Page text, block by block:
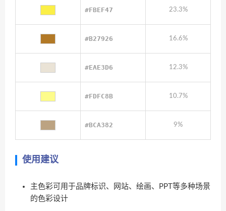
#FBEF47 23.3%
#B27926 16.6%
#EAE3D6 12.3%
#FDFC8B 10.7%
#BCA382 9%
使用建议
主色彩可用于品牌标识、网站、绘画、PPT等多种场景
的色彩设计